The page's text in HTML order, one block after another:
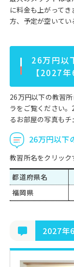
に料金も上がって
方、予定が空いてい
26万円以
【2027年
26万円以下の教習
ラをご覧ください
るお部屋の写真もチ
26万円以下
教習所名をクリック
都道府県名
福岡県
2027年